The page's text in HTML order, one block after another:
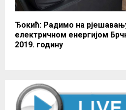
Ђокић: Радимо на
електричном енергијом
2019. годину